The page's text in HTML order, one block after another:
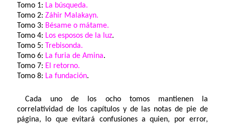
Tomo 1: La búsqueda.
Tomo 2:Záhir Malakayn.
Tomo 3: Bésame o mátame.
Tomo 4: Los esposos de la luz.
Tomo 5:Trebisonda.
Tomo 6: La furia de Amina.
Tomo 7: El retorno.
Tomo 8: La fundación.
Cada uno de los ocho tomos mantienen la
correlatividad de los capítulos y de las notas de pie de
página, lo que evitará confusiones a quien, por error,